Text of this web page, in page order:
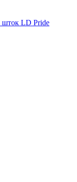
LD Pride